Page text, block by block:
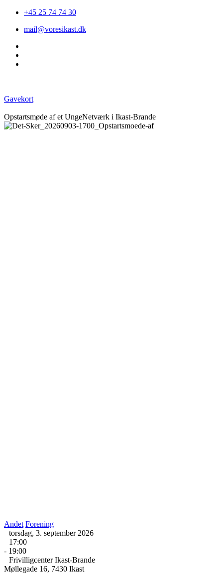
+45 25 74 74 30
mail@voresikast.dk
Gavekort
Opstartsmøde af et UngeNetværk i Ikast-Brande
Andet Forening
torsdag, 3. september 2026
17:00
- 19:00
Frivilligcenter Ikast-Brande
Møllegade 16, 7430 Ikast